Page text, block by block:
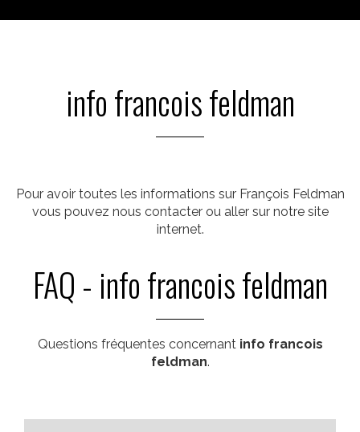
info francois feldman
Pour avoir toutes les informations sur François Feldman
vous pouvez nous contacter ou aller sur notre site
internet.
FAQ - info francois feldman
Questions fréquentes concernant info francois
feldman.